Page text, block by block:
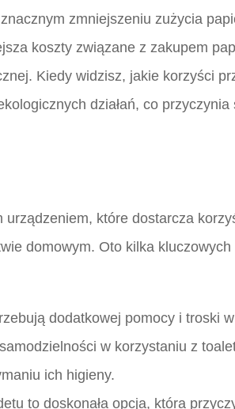
zmniejszeniu zużycia
koszty związane z zakupem
Kiedy widzisz, jakie korzyści
działań, co
które dostarcza
domowym. Oto kilka
dodatkowej pomocy i troski
w korzystaniu z
ich higieny.
to doskonała opcja, która